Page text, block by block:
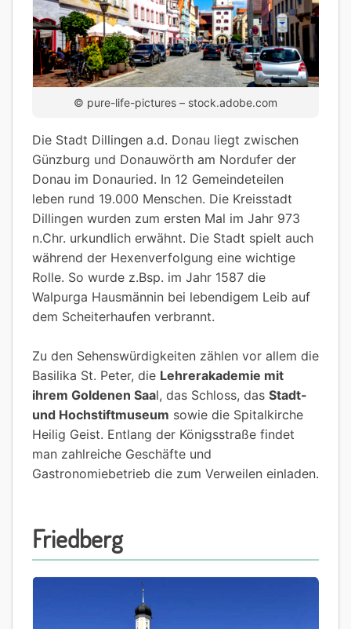
© pure-life-pictures – stock.adobe.com
Die Stadt Dillingen a.d. Donau liegt zwischen
Günzburg und Donauwörth am Nordufer der
Donau im Donauried. In 12 Gemeindeteilen
leben rund 19.000 Menschen. Die Kreisstadt
Dillingen wurden zum ersten Mal im Jahr 973
n.Chr. urkundlich erwähnt. Die Stadt spielt auch
während der Hexenverfolgung eine wichtige
Rolle. So wurde z.Bsp. im Jahr 1587 die
Walpurga Hausmännin bei lebendigem Leib auf
dem Scheiterhaufen verbrannt.
Zu den Sehenswürdigkeiten zählen vor allem die
Basilika St. Peter, die Lehrerakademie mit
ihrem Goldenen Saal, das Schloss, das Stadt-
und Hochstiftmuseum sowie die Spitalkirche
Heilig Geist. Entlang der Königsstraße findet
man zahlreiche Geschäfte und
Gastronomiebetrieb die zum Verweilen einladen.
Friedberg